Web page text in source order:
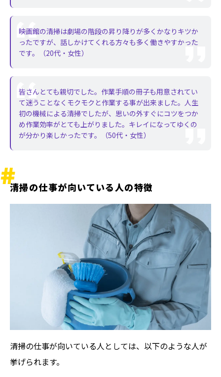
映画館の清掃は劇場の階段の昇り降りが多くかなりキツか
ったですが、話しかけてくれる方々も多く働きやすかった
です。（20代・女性）
皆さんとても親切でした。作業手順の冊子も用意されてい
て迷うことなくモクモクと作業する事が出来ました。人生
初の機械による清掃でしたが、思いの外すぐにコツをつか
め作業効率がとても上がりました。キレイになってゆくの
が分かり楽しかったです。（50代・女性）
清掃の仕事が向いている人の特徴
清掃の仕事が向いている人としては、以下のような人が
挙げられます。